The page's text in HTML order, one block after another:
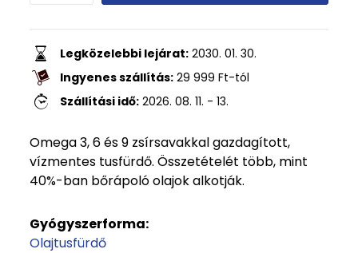
Legközelebbi lejárat: 2030. 01. 30.
Ingyenes szállítás: 29 999 Ft-tól
Szállítási idő: 2026. 08. 11. - 13.
Omega 3, 6 és 9 zsírsavakkal gazdagított,
vízmentes tusfürdő. Összetételét több, mint
40%-ban bőrápoló olajok alkotják.
Gyógyszerforma:
Olajtusfürdő